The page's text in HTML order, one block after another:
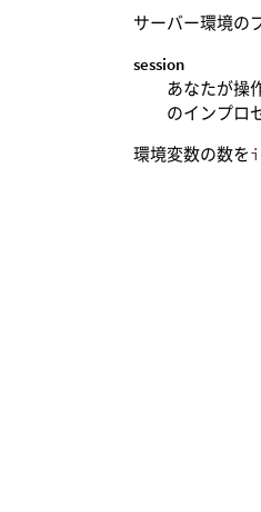
サーバー環境の
session
あなたが操
のインプロ
環境変数の数を